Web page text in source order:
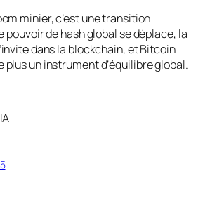
minier, c’est une transition
pouvoir de hash global se déplace, la
dans la blockchain, et Bitcoin
plus un instrument d’équilibre global.